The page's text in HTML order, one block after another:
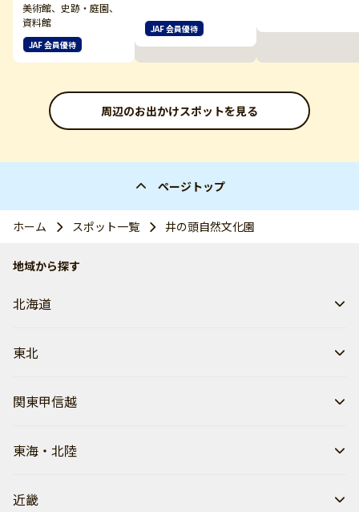
美術館、史跡・庭園、
資料館
JAF 会員優待
JAF 会員優待
周辺のお出かけスポットを見る
ページトップ
ホーム スポット一覧 井の頭自然文化園
地域から探す
北海道
東北
関東甲信越
東海・北陸
近畿